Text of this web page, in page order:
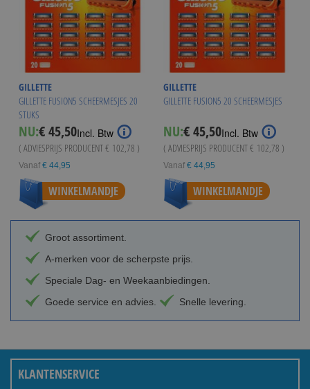
GILLETTE
GILLETTE FUSION5 SCHEERMESJES 20
STUKS
NU:€ 45,50Incl. Btw
( ADVIESPRIJS PRODUCENT€ 102,78 )
Vanaf € 44,95
WINKELMANDJE
GILLETTE
GILLETTE FUSION5 20 SCHEERMESJES
NU:€ 45,50Incl. Btw
( ADVIESPRIJS PRODUCENT€ 102,78 )
Vanaf € 44,95
WINKELMANDJE
Groot assortiment.
A-merken voor de scherpste prijs.
Speciale Dag- en Weekaanbiedingen.
Goede service en advies.
Snelle levering.
KLANTENSERVICE